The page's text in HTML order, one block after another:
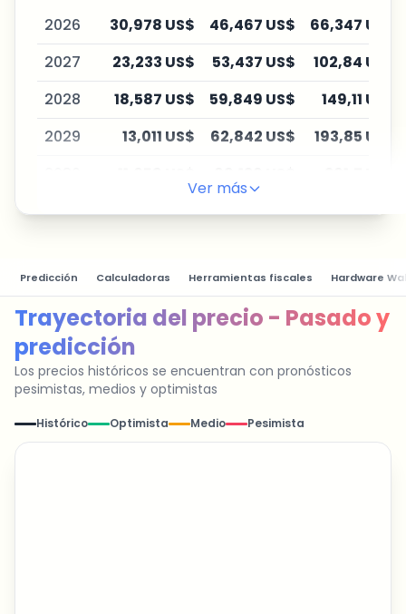
2026
30,978 US$ 46,467 US$
66,347 US$
2027
23,233 US$ 53,437 US$
102,84 US$
2028
18,587 US$ 59,849 US$
149,11 US$
2029
13,011 US$ 62,842 US$
193,85 US$
Ver más
Predicción Calculadoras Herramientas fiscales Hardware
Trayectoria del precio - Pasado y
predicción
Los precios históricos se encuentran con pronósticos
pesimistas, medios y optimistas
Histórico Optimista Medio Pesimista